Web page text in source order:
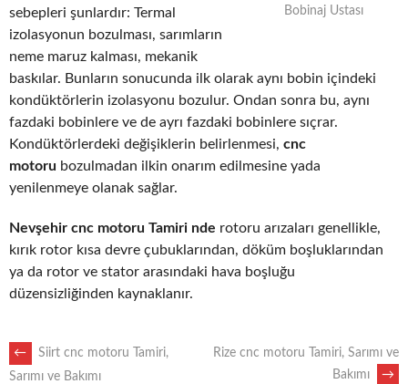
Bobinaj Ustası
sebepleri şunlardır: Termal
izolasyonun bozulması, sarımların
neme maruz kalması, mekanik
baskılar. Bunların sonucunda ilk olarak aynı bobin içindeki
kondüktörlerin izolasyonu bozulur. Ondan sonra bu, aynı
fazdaki bobinlere ve de ayrı fazdaki bobinlere sıçrar.
Kondüktörlerdeki değişiklerin belirlenmesi, cnc
motoru bozulmadan ilkin onarım edilmesine yada
yenilenmeye olanak sağlar.
Nevşehir cnc motoru Tamiri nde rotoru arızaları genellikle,
kırık rotor kısa devre çubuklarından, döküm boşluklarından
ya da rotor ve stator arasındaki hava boşluğu
düzensizliğinden kaynaklanır.
POST
←
Siirt cnc motoru Tamiri,
Sarımı ve Bakımı
Rize cnc motoru Tamiri, Sarımı ve
Bakımı
→